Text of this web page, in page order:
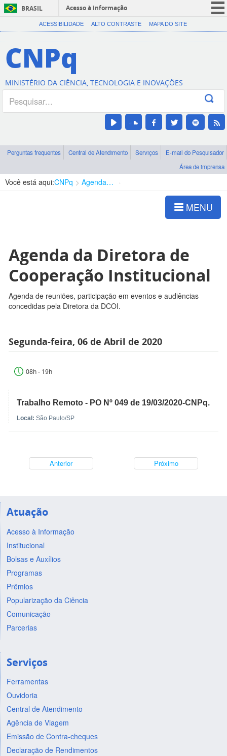
BRASIL
Acesso à informação
CORONAVÍRUS (COVID-19)
Canais
ACESSIBILIDADE ALTO CONTRASTE MAPA DO SITE
CNPq
MINISTÉRIO DA CIÊNCIA, TECNOLOGIA E INOVAÇÕES
Perguntas frequentes Central de Atendimento Serviços
E-mail do Pesquisador
Área de imprensa
Você está aqui:CNPq Agenda de autoridades
MENU
Agenda da Diretora de
Cooperação Institucional
Agenda de reuniões, participação em eventos e audiências
concedidas pela Diretora da DCOI.
Segunda-feira, 06 de Abril de 2020
08h - 19h
Trabalho Remoto - PO Nº 049 de 19/03/2020-CNPq.
Local: São Paulo/SP
Anterior Próximo
Atuação
Acesso à Informação
Institucional
Bolsas e Auxílios
Programas
Prêmios
Popularização da Ciência
Comunicação
Parcerias
Serviços
Ferramentas
Ouvidoria
Central de Atendimento
Agência de Viagem
Emissão de Contra-cheques
Declaração de Rendimentos